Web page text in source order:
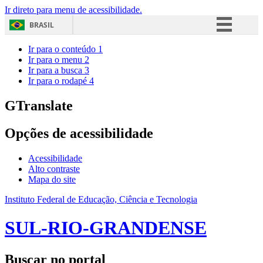
Ir direto para menu de acessibilidade.
BRASIL
Ir para o conteúdo 1
Ir para o menu 2
Ir para a busca 3
Ir para o rodapé 4
GTranslate
Opções de acessibilidade
Acessibilidade
Alto contraste
Mapa do site
Instituto Federal de Educação, Ciência e Tecnologia
SUL-RIO-GRANDENSE
Buscar no portal